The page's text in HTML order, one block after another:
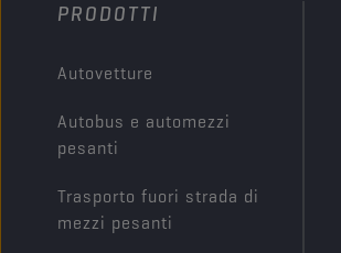
PRODOTTI
Autovetture
Autobus e automezzi
pesanti
Trasporto fuori strada di
mezzi pesanti